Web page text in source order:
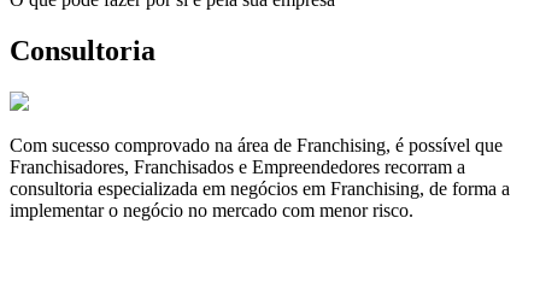
Consultoria
Com sucesso comprovado na área de Franchising, é possível que
Franchisadores, Franchisados e Empreendedores recorram a
consultoria especializada em negócios em Franchising, de forma a
implementar o negócio no mercado com menor risco.